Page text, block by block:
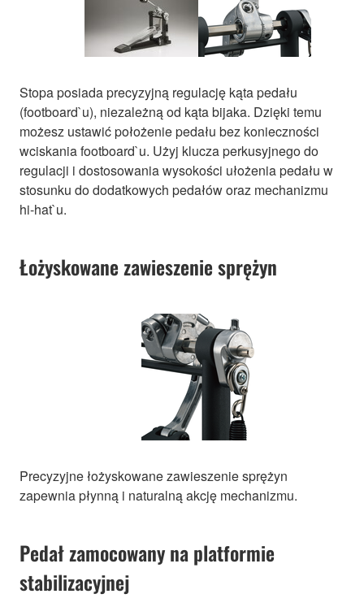
Stopa posiada precyzyjną regulację kąta pedału
(footboard`u), niezależną od kąta bijaka. Dzięki temu
możesz ustawić położenie pedału bez konieczności
wciskania footboard`u. Użyj klucza perkusyjnego do
regulacji i dostosowania wysokości ułożenia pedału w
stosunku do dodatkowych pedałów oraz mechanizmu
hi-hat`u.
Łożyskowane zawieszenie sprężyn
Precyzyjne łożyskowane zawieszenie sprężyn
zapewnia płynną i naturalną akcję mechanizmu.
Pedał zamocowany na platformie
stabilizacyjnej